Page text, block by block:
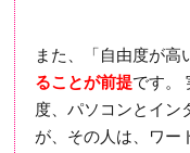
また、「自由度が高
ることが前提です。
度、パソコンとイン
が、その人は、ワー